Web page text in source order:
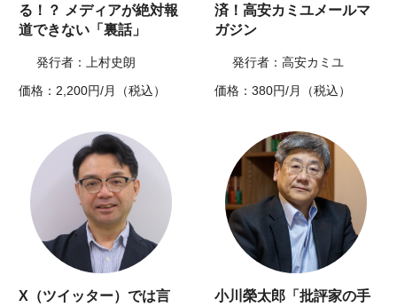
る！？ メディアが絶対報
道できない「裏話」
発行者：上村史朗
価格：2,200円/月（税込）
済！高安カミユメールマ
ガジン
発行者：高安カミユ
価格：380円/月（税込）
X（ツイッター）では言
小川榮太郎「批評家の手